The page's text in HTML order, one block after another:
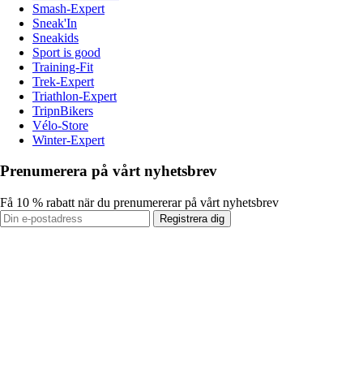
Smash-Expert
Sneak'In
Sneakids
Sport is good
Training-Fit
Trek-Expert
Triathlon-Expert
TripnBikers
Vélo-Store
Winter-Expert
Prenumerera på vårt nyhetsbrev
Få 10 % rabatt när du prenumererar på vårt nyhetsbrev
Registrera dig